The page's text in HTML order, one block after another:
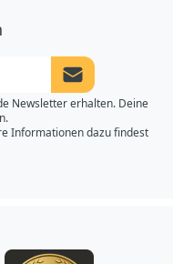
Newsletter
Newsletter erhalten. Deine
Informationen dazu findest